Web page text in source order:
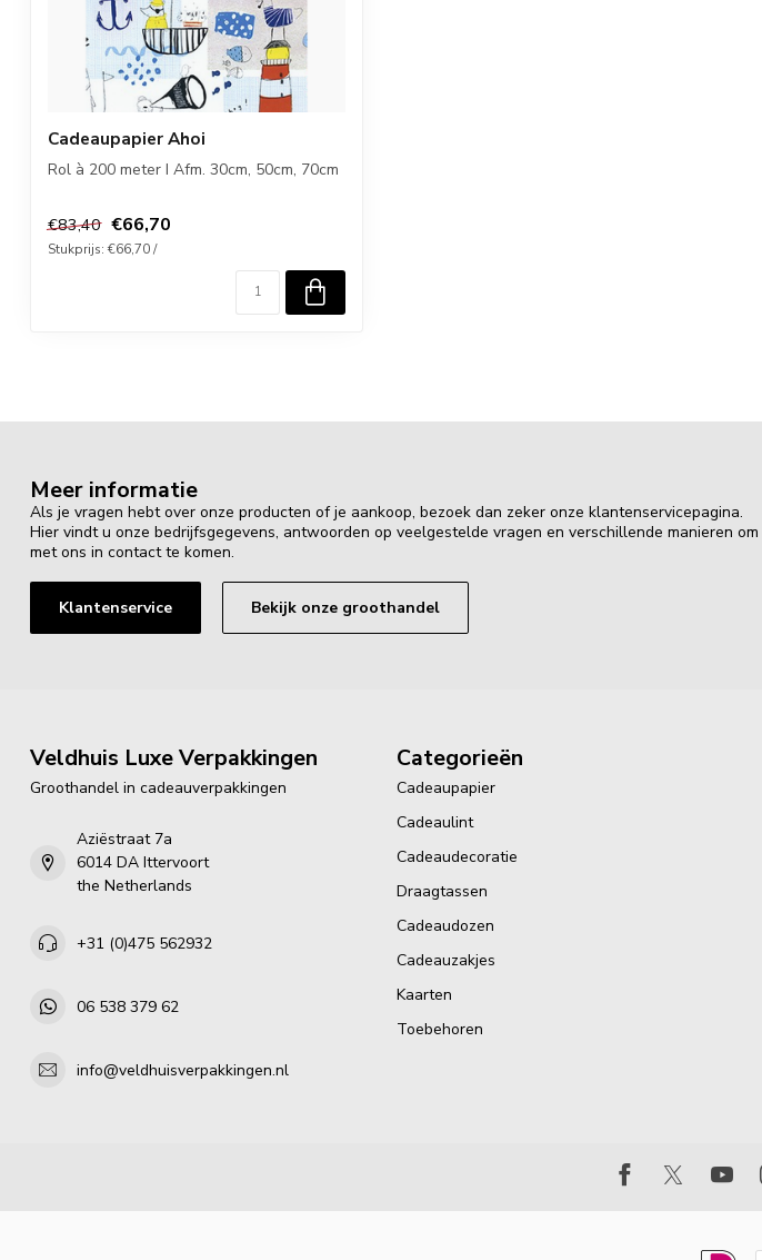
Cadeaupapier Ahoi
Rol à 200 meter I Afm. 30cm, 50cm, 70cm
€83,40 €66,70
Stukprijs: €66,70 /
Meer informatie
Als je vragen hebt over onze producten of je aankoop, bezoek dan zeker onze klantenservicepagina.
Hier vindt u onze bedrijfsgegevens, antwoorden op veelgestelde vragen en verschillende manieren om
met ons in contact te komen.
Klantenservice Bekijk onze groothandel
Veldhuis Luxe Verpakkingen
Groothandel in cadeauverpakkingen
Aziëstraat 7a
6014 DA Ittervoort
the Netherlands
+31 (0)475 562932
06 538 379 62
info@veldhuisverpakkingen.nl
Categorieën
Cadeaupapier
Cadeaulint
Cadeaudecoratie
Draagtassen
Cadeaudozen
Cadeauzakjes
Kaarten
Toebehoren